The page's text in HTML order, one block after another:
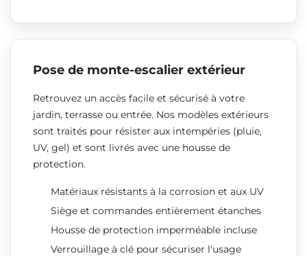
Pose de monte-escalier extérieur
Retrouvez un accès facile et sécurisé à votre
jardin, terrasse ou entrée. Nos modèles extérieurs
sont traités pour résister aux intempéries (pluie,
UV, gel) et sont livrés avec une housse de
protection.
Matériaux résistants à la corrosion et aux UV
Siège et commandes entièrement étanches
Housse de protection imperméable incluse
Verrouillage à clé pour sécuriser l'usage